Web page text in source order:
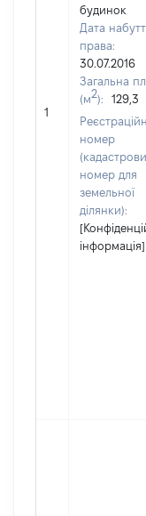
1
будинок
Дата
права:
30.07.2016
Загальна
(м2):
129,3
номер
номер для
земельної
ділянки):
інформація]